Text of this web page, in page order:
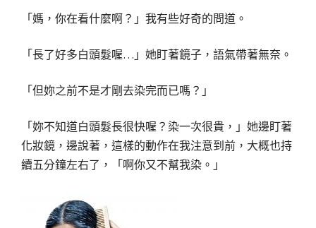
「媽，你在看什麼啊？」我有些好奇的問道。
「長了好多白頭髮喔…」她盯著鏡子，語氣帶著無奈。
「但妳之前不是才剛去染完而已嗎？」
「妳不知道白頭髮長很快喔？染一次很貴，」她邊盯著
化妝鏡，邊說著，這樣的動作在我注意到前，大概也持
續五分鐘左右了，「啊你又不幫我染。」